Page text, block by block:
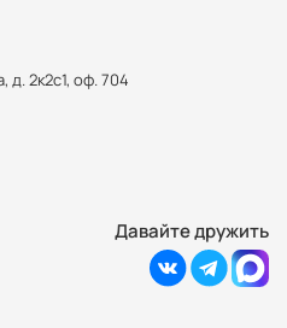
2к2с1, оф. 704
Давайте дружить